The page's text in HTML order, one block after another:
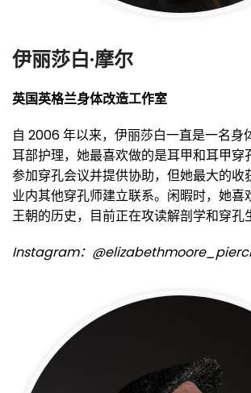
伊丽莎白·摩尔
英国英格兰身体改造工作室
自 2006 年以来，伊丽莎白一直是一名身
耳部护理，她最喜欢做的是耳甲和耳甲穿
参加穿孔会议并提供协助，但她最大的收
业内其他穿孔师建立联系。闲暇时，她喜
王朝的历史，目前正在攻读解剖学和穿孔
Instagram：